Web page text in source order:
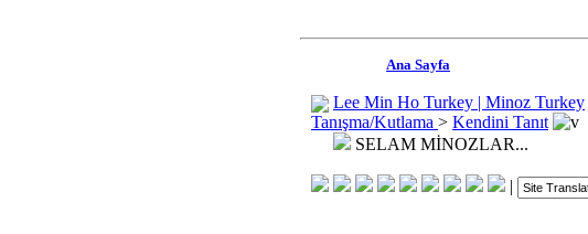
Ana Sayfa
Lee Min Ho Turkey | Minoz Turkey
Tanışma/Kutlama > Kendini Tanıt
SELAM MİNOZLAR...
|